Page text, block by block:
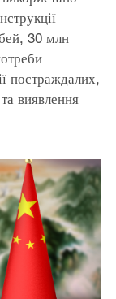
30 млн
постраждалих,
та виявлення